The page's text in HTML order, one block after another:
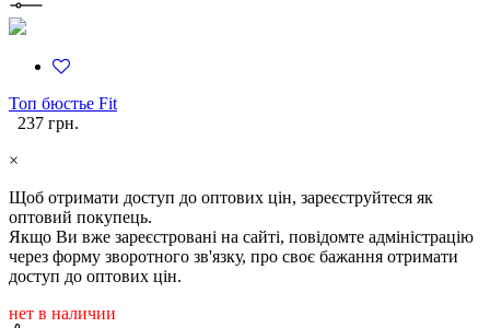
Топ бюстье Fit
237 грн.
×
Щоб отримати доступ до оптових цін, зареєструйтеся як
оптовий покупець.
Якщо Ви вже зареєстровані на сайті, повідомте адміністрацію
через форму зворотного зв'язку, про своє бажання отримати
доступ до оптових цін.
нет в наличии